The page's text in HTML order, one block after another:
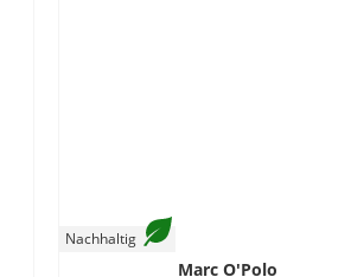
Nachhaltig
Marc O'Polo